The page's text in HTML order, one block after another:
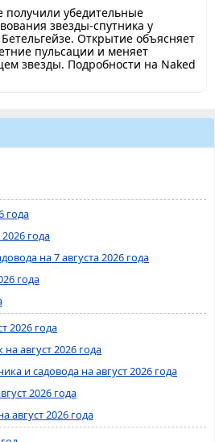
убедительные
звезды-спутника у
Бетельгейзе. Открытие объясняет
пульсации и меняет
звезды. Подробности на Naked
года
года
на 7 августа 2026 года
года
2026 года
август 2026 года
и садовода на август 2026 года
2026 года
август 2026 года